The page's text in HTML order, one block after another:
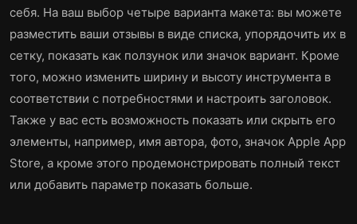
себя. На ваш выбор четыре варианта макета: вы можете
разместить ваши отзывы в виде списка, упорядочить их в
сетку, показать как ползунок или значок вариант. Кроме
того, можно изменить ширину и высоту инструмента в
соответствии с потребностями и настроить заголовок.
Также у вас есть возможность показать или скрыть его
элементы, например, имя автора, фото, значок Apple App
Store, а кроме этого продемонстрировать полный текст
или добавить параметр показать больше.